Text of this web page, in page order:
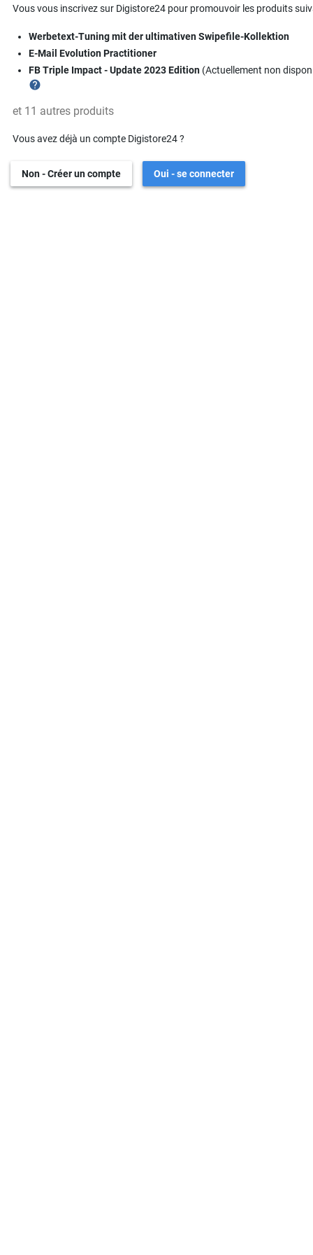
Vous vous inscrivez sur Digistore24 pour promouvoir les produits
Werbetext-Tuning mit der ultimativen Swipefile-Kollektion
E-Mail Evolution Practitioner
FB Triple Impact - Update 2023 Edition (Actuellement non
help
et 11 autres produits
Vous avez déjà un compte Digistore24 ?
Non - Créer un compte Oui - se connecter